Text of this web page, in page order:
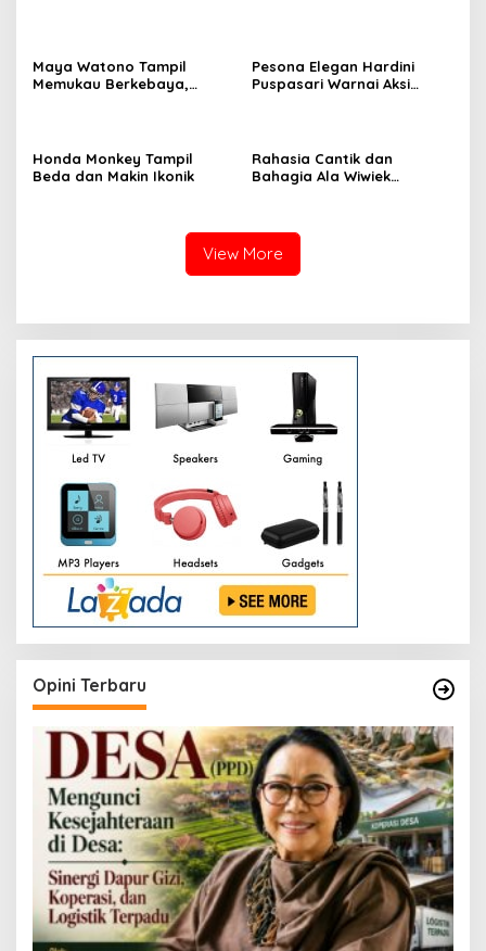
Puncak Acara
Maya Watono Tampil
Memukau Berkebaya,
Pesona Elegan Hardini
Puspasari Warnai Aksi
Honda Monkey Tampil
Beda dan Makin Ikonik
Rahasia Cantik dan
Bahagia Ala Wiwiek
View More
Opini Terbaru